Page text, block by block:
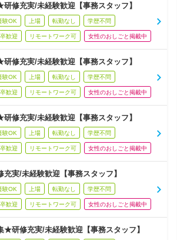
修充実/未経験歓迎【事務スタッフ】
験OK 上場 転勤なし 学歴不問
歓迎 リモートワーク可 女性のおしごと掲載中
修充実/未経験歓迎【事務スタッフ】
験OK 上場 転勤なし 学歴不問
歓迎 リモートワーク可 女性のおしごと掲載中
修充実/未経験歓迎【事務スタッフ】
験OK 上場 転勤なし 学歴不問
歓迎 リモートワーク可 女性のおしごと掲載中
実/未経験歓迎【事務スタッフ】
験OK 上場 転勤なし 学歴不問
歓迎 リモートワーク可 女性のおしごと掲載中
★研修充実/未経験歓迎【事務スタッフ】